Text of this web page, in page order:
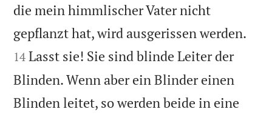
die mein himmlischer Vater nicht
gepflanzt hat, wird ausgerissen werden.
14 Lasst sie! Sie sind blinde Leiter der
Blinden. Wenn aber ein Blinder einen
Blinden leitet, so werden beide in eine